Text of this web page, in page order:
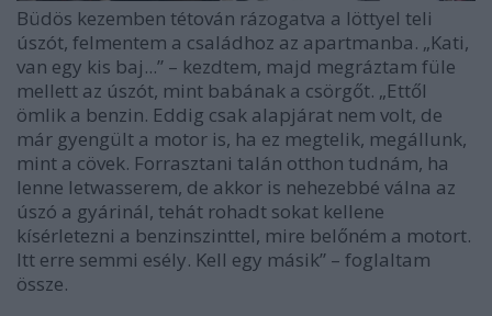
Büdös kezemben tétován rázogatva a löttyel teli
úszót, felmentem a családhoz az apartmanba. „Kati,
van egy kis baj...” – kezdtem, majd megráztam füle
mellett az úszót, mint babának a csörgőt. „Ettől
ömlik a benzin. Eddig csak alapjárat nem volt, de
már gyengült a motor is, ha ez megtelik, megállunk,
mint a cövek. Forrasztani talán otthon tudnám, ha
lenne letwasserem, de akkor is nehezebbé válna az
úszó a gyárinál, tehát rohadt sokat kellene
kísérletezni a benzinszinttel, mire belőném a motort.
Itt erre semmi esély. Kell egy másik” – foglaltam
össze.